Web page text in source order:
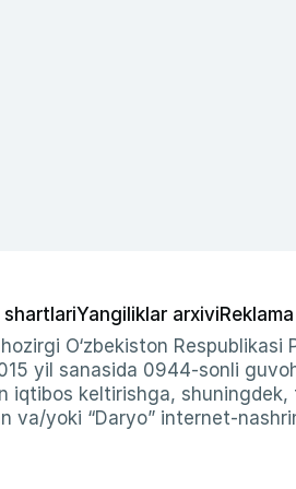
shartlariYangiliklar arxiviReklama
O‘zbekiston
yil sanasida 0944-sonli
iqtibos keltirishga,
va/yoki “Daryo” internet-